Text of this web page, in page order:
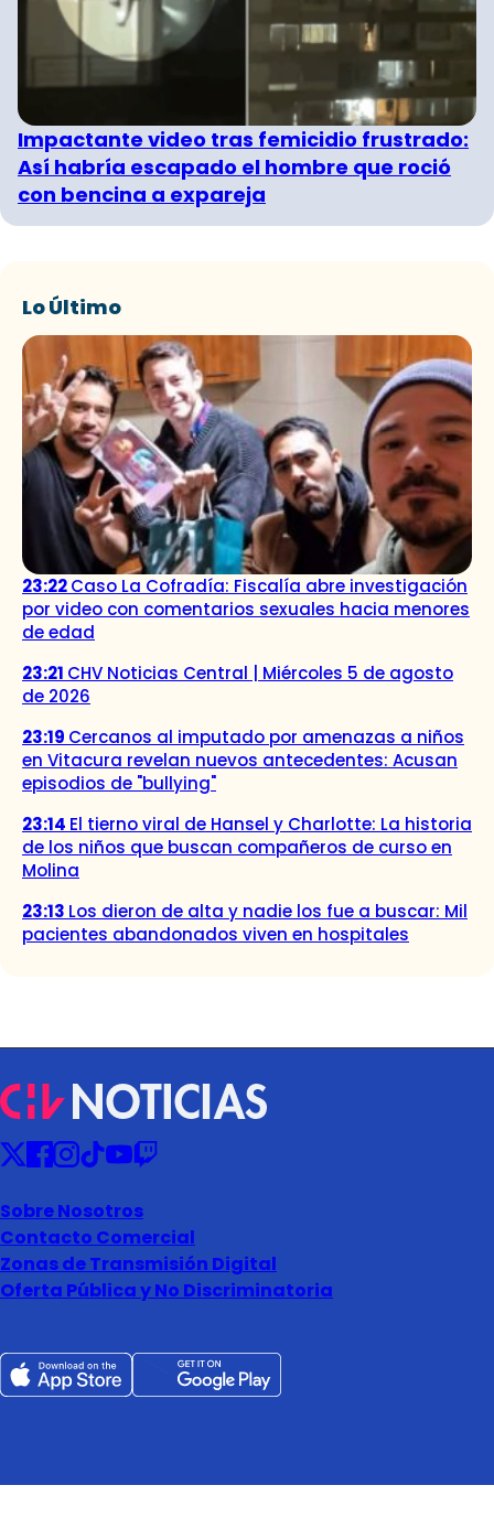
Impactante video tras femicidio frustrado:
Así habría escapado el hombre que roció
con bencina a expareja
Lo Último
23:22Caso La Cofradía: Fiscalía abre investigación
por video con comentarios sexuales hacia menores
de edad
23:21 CHV Noticias Central | Miércoles 5 de agosto
de 2026
23:19 Cercanos al imputado por amenazas a niños
en Vitacura revelan nuevos antecedentes: Acusan
episodios de "bullying"
23:14 El tierno viral de Hansel y Charlotte: La historia
de los niños que buscan compañeros de curso en
Molina
23:13 Los dieron de alta y nadie los fue a buscar: Mil
pacientes abandonados viven en hospitales
Sobre Nosotros
Contacto Comercial
Zonas de Transmisión Digital
Oferta Pública y No Discriminatoria